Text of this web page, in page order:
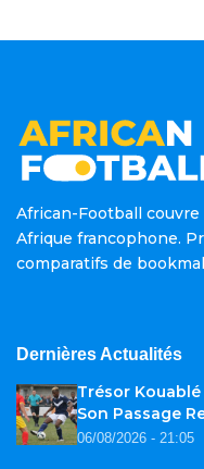
African-Football
Afrique francophone.
comparatifs de
Dernières Actualités
Trésor
Son Passage
06/08/2026 - 21:05